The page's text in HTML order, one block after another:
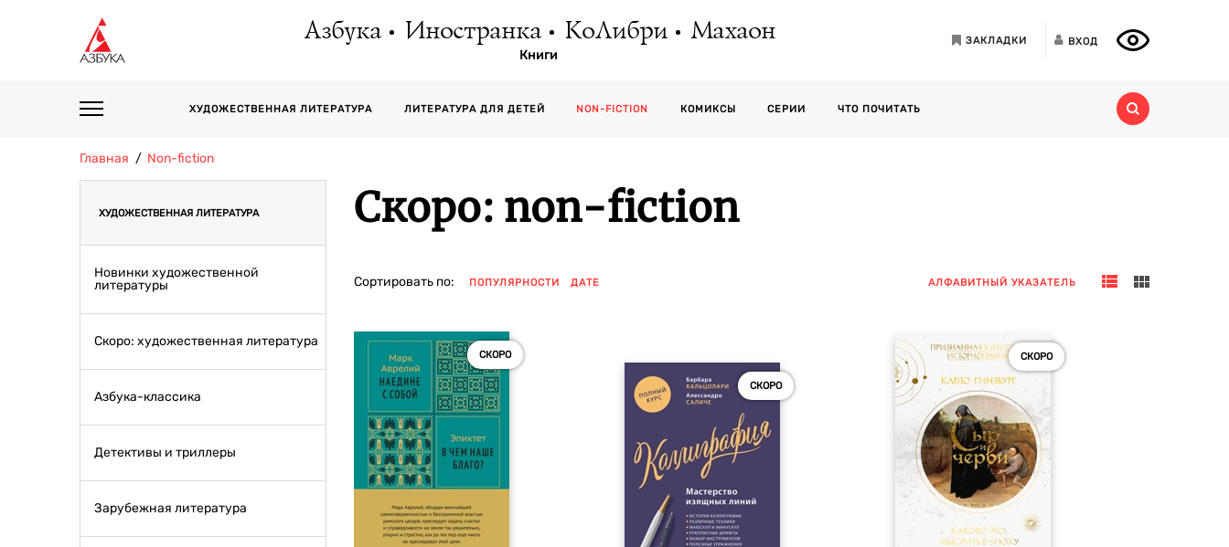
Азбука Иностранка КоЛибри Махаон
Книги
ЗАКЛАДКИ ВХОД
ХУДОЖЕСТВЕННАЯ ЛИТЕРАТУРА ЛИТЕРАТУРА ДЛЯ ДЕТЕЙ NON-FICTION КОМИКСЫ СЕРИИ ЧТО ПОЧИТАТЬ
Главная Non-fiction
ХУДОЖЕСТВЕННАЯ ЛИТЕРАТУРА
Новинки художественной
литературы
Скоро: художественная литература
Азбука-классика
Детективы и триллеры
Зарубежная литература
Скоро: non-fiction
Сортировать по: ПОПУЛЯРНОСТИ ДАТЕ АЛФАВИТНЫЙ УКАЗАТЕЛЬ
СКОРО
СКОРО
СКОРО